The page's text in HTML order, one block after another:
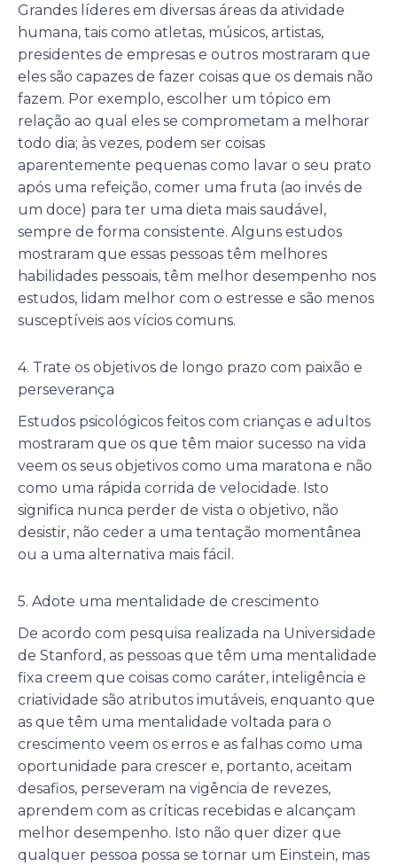
Grandes líderes em diversas áreas da atividade
humana, tais como atletas, músicos, artistas,
presidentes de empresas e outros mostraram que
eles são capazes de fazer coisas que os demais não
fazem. Por exemplo, escolher um tópico em
relação ao qual eles se comprometam a melhorar
todo dia; às vezes, podem ser coisas
aparentemente pequenas como lavar o seu prato
após uma refeição, comer uma fruta (ao invés de
um doce) para ter uma dieta mais saudável,
sempre de forma consistente. Alguns estudos
mostraram que essas pessoas têm melhores
habilidades pessoais, têm melhor desempenho nos
estudos, lidam melhor com o estresse e são menos
susceptíveis aos vícios comuns.
4. Trate os objetivos de longo prazo com paixão e
perseverança
Estudos psicológicos feitos com crianças e adultos
mostraram que os que têm maior sucesso na vida
veem os seus objetivos como uma maratona e não
como uma rápida corrida de velocidade. Isto
significa nunca perder de vista o objetivo, não
desistir, não ceder a uma tentação momentânea
ou a uma alternativa mais fácil.
5. Adote uma mentalidade de crescimento
De acordo com pesquisa realizada na Universidade
de Stanford, as pessoas que têm uma mentalidade
fixa creem que coisas como caráter, inteligência e
criatividade são atributos imutáveis, enquanto que
as que têm uma mentalidade voltada para o
crescimento veem os erros e as falhas como uma
oportunidade para crescer e, portanto, aceitam
desafios, perseveram na vigência de revezes,
aprendem com as críticas recebidas e alcançam
melhor desempenho. Isto não quer dizer que
qualquer pessoa possa se tornar um Einstein, mas